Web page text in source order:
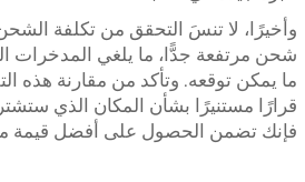
وأخيرًا، لا تنسَ التحقق من تكلفة
شحن مرتفعة جدًّا، ما يلغي المدخرات
ما يمكن توقعه. وتأكد من مقارنة هذه
قرارًا مستنيرًا بشأن المكان الذي
فإنك تضمن الحصول على أفضل قيمة